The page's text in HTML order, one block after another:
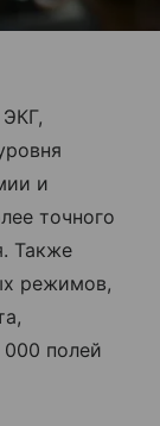
и
точного
Также
режимов,
полей